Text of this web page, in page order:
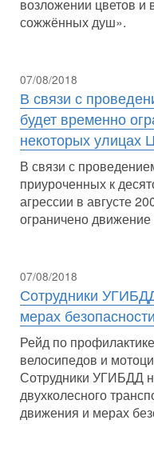
возложении цветов и
сожжённых душ».
07/08/2018
В связи с
будет временно
некоторых улицах
В связи с
приуроченных к
агрессии в августе
ограничено
07/08/2018
Сотрудники
мерах безопасности
Рейд по
велосипедов и
Сотрудники УГИБДД
двухколесного
движения и мерах